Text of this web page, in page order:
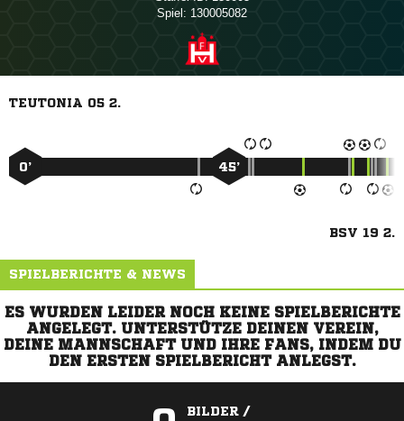
Spiel: 130005082
TEUTONIA 05 2.
0’ 45’
BSV 19 2.
SPIELBERICHTE & NEWS
ES WURDEN LEIDER NOCH KEINE SPIELBERICHTE
ANGELEGT. UNTERSTÜTZE DEINEN VEREIN,
DEINE MANNSCHAFT UND IHRE FANS, INDEM DU
DEN ERSTEN SPIELBERICHT ANLEGST.
BILDER /